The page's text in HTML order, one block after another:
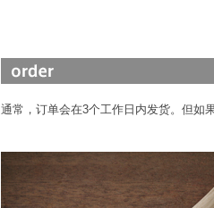
通常，订单会在3个工作日内发货。但如